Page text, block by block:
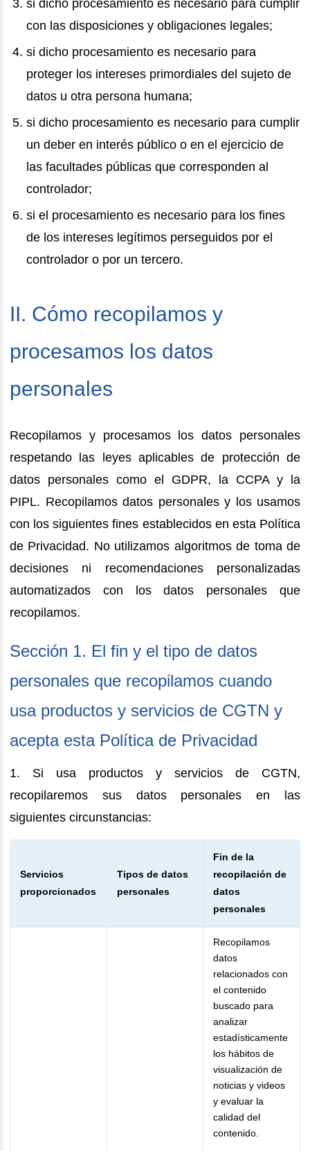
si dicho procesamiento es necesario para cumplir
con las disposiciones y obligaciones legales;
si dicho procesamiento es necesario para
proteger los intereses primordiales del sujeto de
datos u otra persona humana;
si dicho procesamiento es necesario para cumplir
un deber en interés público o en el ejercicio de
las facultades públicas que corresponden al
controlador;
si el procesamiento es necesario para los fines
de los intereses legítimos perseguidos por el
controlador o por un tercero.
II. Cómo recopilamos y
procesamos los datos
personales
Recopilamos y procesamos los datos personales
respetando las leyes aplicables de protección de
datos personales como el GDPR, la CCPA y la
PIPL. Recopilamos datos personales y los usamos
con los siguientes fines establecidos en esta Política
de Privacidad. No utilizamos algoritmos de toma de
decisiones ni recomendaciones personalizadas
automatizados con los datos personales que
recopilamos.
Sección 1. El fin y el tipo de datos
personales que recopilamos cuando
usa productos y servicios de CGTN y
acepta esta Política de Privacidad
1. Si usa productos y servicios de CGTN,
recopilaremos sus datos personales en las
siguientes circunstancias:
Servicios
proporcionados
Tipos de datos
personales
Fin de la
recopilación de
datos
personales
Recopilamos
datos
relacionados con
el contenido
buscado para
analizar
estadísticamente
los hábitos de
visualización de
noticias y videos
y evaluar la
calidad del
contenido.